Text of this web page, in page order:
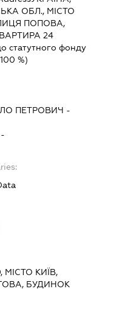
ОБЛ., МІСТО
ПОПОВА,
24
статутного фонду
%)
ПЕТРОВИЧ -
МІСТО КИЇВ,
БУДИНОК